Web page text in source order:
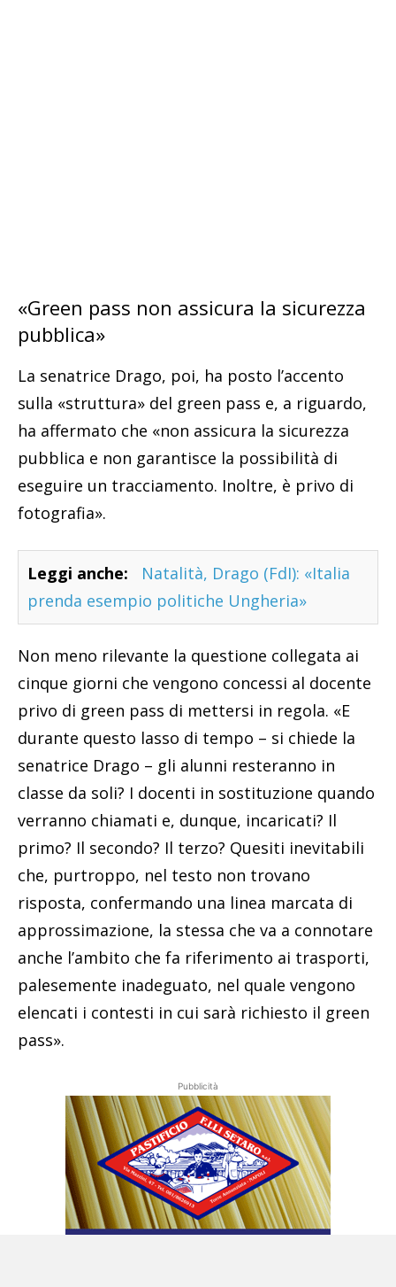
«Green pass non assicura la sicurezza
pubblica»
La senatrice Drago, poi, ha posto l’accento
sulla «struttura» del green pass e, a riguardo,
ha affermato che «non assicura la sicurezza
pubblica e non garantisce la possibilità di
eseguire un tracciamento. Inoltre, è privo di
fotografia».
Leggi anche:
Natalità, Drago (FdI): «Italia
prenda esempio politiche Ungheria»
Non meno rilevante la questione collegata ai
cinque giorni che vengono concessi al docente
privo di green pass di mettersi in regola. «E
durante questo lasso di tempo – si chiede la
senatrice Drago – gli alunni resteranno in
classe da soli? I docenti in sostituzione quando
verranno chiamati e, dunque, incaricati? Il
primo? Il secondo? Il terzo? Quesiti inevitabili
che, purtroppo, nel testo non trovano
risposta, confermando una linea marcata di
approssimazione, la stessa che va a connotare
anche l’ambito che fa riferimento ai trasporti,
palesemente inadeguato, nel quale vengono
elencati i contesti in cui sarà richiesto il green
pass».
Pubblicità